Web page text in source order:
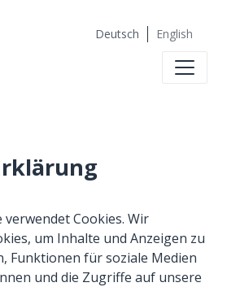
Deutsch English
verwendet Cookies. Wir
um Inhalte und Anzeigen zu
Funktionen für soziale Medien
und die Zugriffe auf unsere